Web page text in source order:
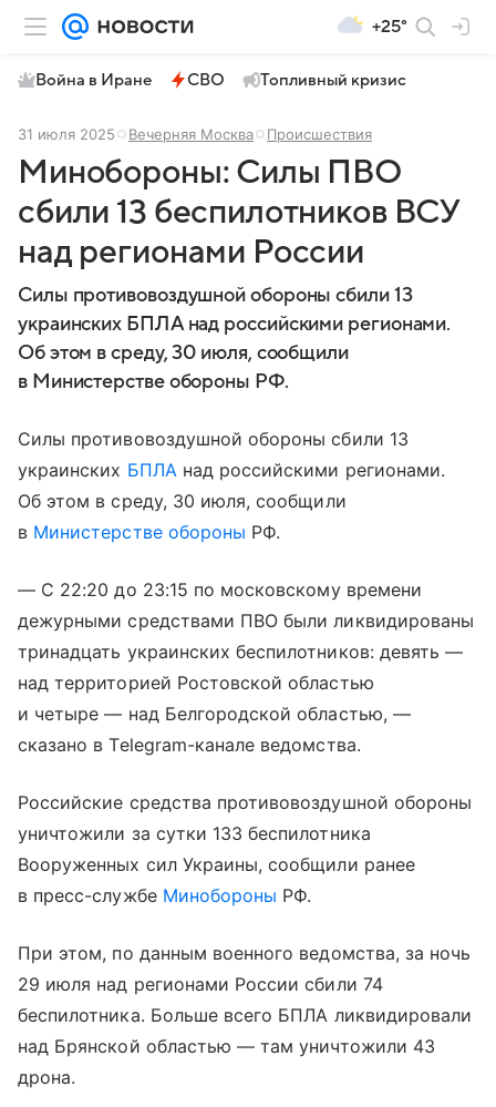
+25°
Война в Иране СВО Топливный кризис
31 июля 2025 Вечерняя Москва Происшествия
Минобороны: Силы ПВО
сбили 13 беспилотников ВСУ
над регионами России
Силы противовоздушной обороны сбили 13
украинских БПЛА над российскими регионами.
Об этом в среду, 30 июля, сообщили
в Министерстве обороны РФ.
Силы противовоздушной обороны сбили 13
украинских БПЛАнад российскими регионами.
Об этом в среду, 30 июля, сообщили
в Министерстве обороны РФ.
— С 22:20 до 23:15 по московскому времени
дежурными средствами ПВО были ликвидированы
тринадцать украинских беспилотников: девять —
над территорией Ростовской областью
и четыре — над Белгородской областью, —
сказано в Telegram-канале ведомства.
Российские средства противовоздушной обороны
уничтожили за сутки 133 беспилотника
Вооруженных сил Украины, сообщили ранее
в пресс-службе Минобороны РФ.
При этом, по данным военного ведомства, за ночь
29 июля над регионами России сбили 74
беспилотника. Больше всего БПЛА ликвидировали
над Брянской областью — там уничтожили 43
дрона.